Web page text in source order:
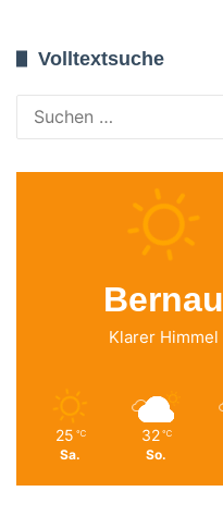
Volltextsuche
Bernau
Klarer Himmel
25 ℃
Sa.
32 ℃
So.